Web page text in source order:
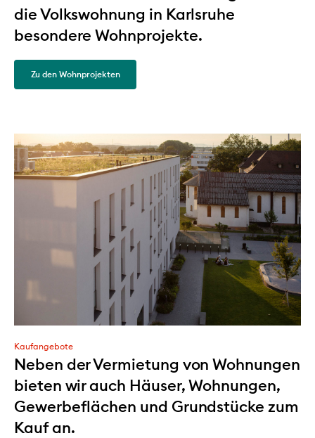
die Volkswohnung in Karlsruhe
besondere Wohnprojekte.
Zu den Wohnprojekten
Kaufangebote
Neben der Vermietung von Wohnungen
bieten wir auch Häuser, Wohnungen,
Gewerbeflächen und Grundstücke zum
Kauf an.